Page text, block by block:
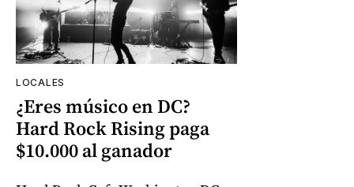
LOCALES
¿Eres músico en DC?
Hard Rock Rising paga
$10.000 al ganador